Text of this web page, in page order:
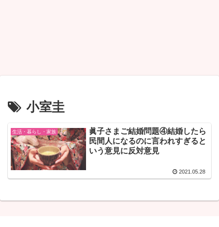
小室圭
生活・暮らし・家族
眞子さまご結婚問題④結婚したら
民間人になるのに言われすぎると
いう意見に反対意見
2021.05.28